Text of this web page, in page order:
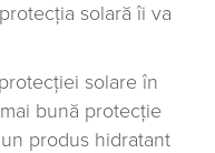
solară îi va
solare în
bună protecție
produs hidratant